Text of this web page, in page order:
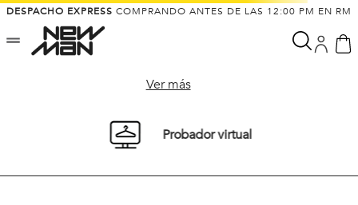
DESPACHO EXPRESS COMPRANDO ANTES DE LAS 12:00 PM EN RM
Ver más
Probador virtual